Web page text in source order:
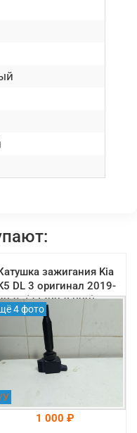
зажигания Kia
DL 3 оригинал 2019-
(273002E000)
4 фото
У
1 000 ₽